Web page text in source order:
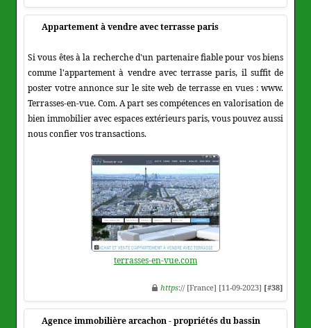
Appartement à vendre avec terrasse paris
Si vous êtes à la recherche d'un partenaire fiable pour vos biens
comme l'appartement à vendre avec terrasse paris, il suffit de
poster votre annonce sur le site web de terrasse en vues : www.
Terrasses-en-vue. Com. A part ses compétences en valorisation de
bien immobilier avec espaces extérieurs paris, vous pouvez aussi
nous confier vos transactions.
terrasses-en-vue.com
https:// [France] [11-09-2023] [#38]
Agence immobilière arcachon - propriétés du bassin